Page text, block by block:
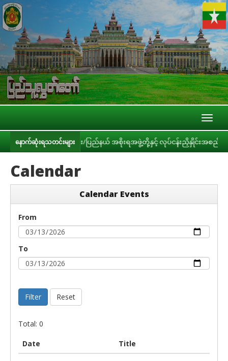
နောက်ဆုံးရသတင်းများ
များ၊ တိုင်းဒေသကြီး/ပြည်နယ် အစိုးရအဖွဲ့တို့နှင့် လုပ်ငန်းညှိနှိုင်းအစည်းအဝေး
Calendar
Calendar Events
From
To
Filter Reset
Total: 0
Date Title